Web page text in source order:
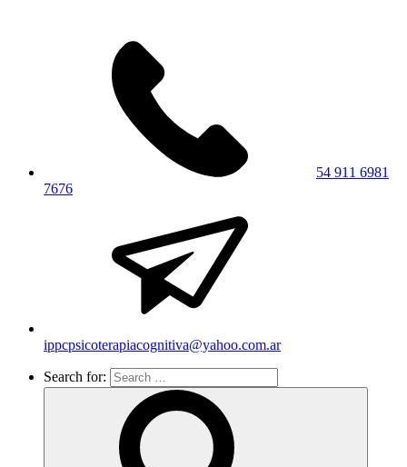
54 911 6981
7676
ippcpsicoterapiacognitiva@yahoo.com.ar
Search for: